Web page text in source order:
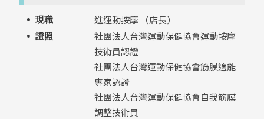
現職 進運動按摩 （店長）
證照
社團法人台灣運動保健協會運動按摩
技術員認證
社團法人台灣運動保健協會筋膜適能
專家認證
社團法人台灣運動保健協會自我筋膜
調整技術員